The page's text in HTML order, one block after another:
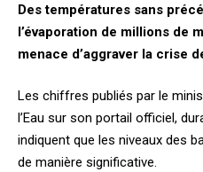
Des températures sans
l’évaporation de millions de
menace d’aggraver la crise
Les chiffres publiés par le
l’Eau sur son portail officiel,
indiquent que les niveaux des
de manière significative.